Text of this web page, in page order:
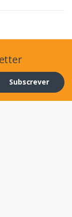
Subscrever